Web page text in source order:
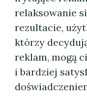
relaksowanie
rezultacie,
którzy
reklam, mogą
i bardziej